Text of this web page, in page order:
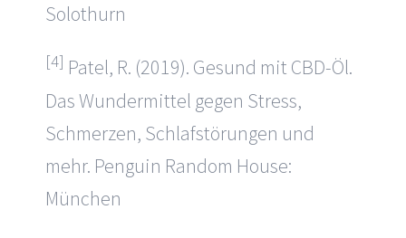
Solothurn
[4] Patel, R. (2019). Gesund mit CBD-Öl.
Das Wundermittel gegen Stress,
Schmerzen, Schlafstörungen und
mehr. Penguin Random House:
München